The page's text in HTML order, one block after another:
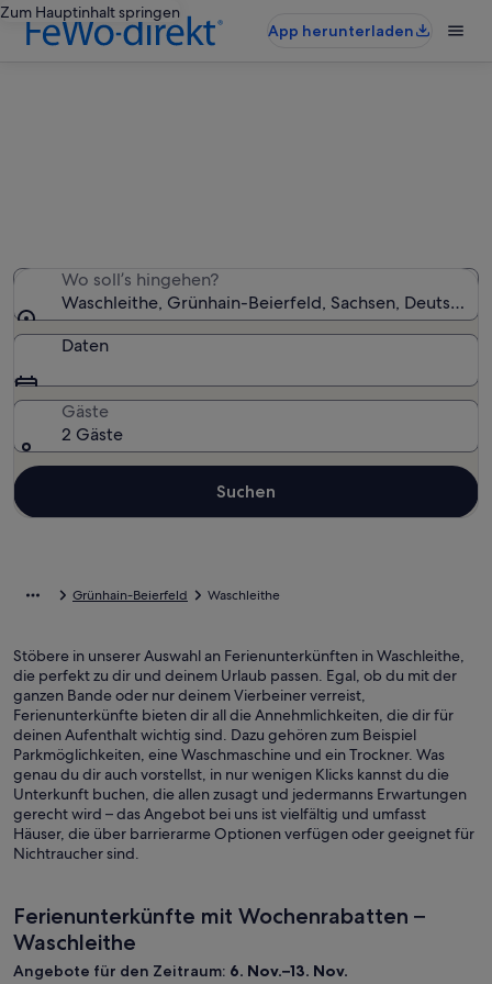
Zum Hauptinhalt springen
App herunterladen
Wo soll’s hingehen?
Waschleithe, Grünhain-Beierfeld, Sachsen,
Daten
Gäste
2 Gäste
Suchen
Grünhain-Beierfeld Waschleithe
Stöbere in unserer Auswahl an Ferienunterkünften in Waschleithe,
die perfekt zu dir und deinem Urlaub passen. Egal, ob du mit der
ganzen Bande oder nur deinem Vierbeiner verreist,
Ferienunterkünfte bieten dir all die Annehmlichkeiten, die dir für
deinen Aufenthalt wichtig sind. Dazu gehören zum Beispiel
Parkmöglichkeiten, eine Waschmaschine und ein Trockner. Was
genau du dir auch vorstellst, in nur wenigen Klicks kannst du die
Unterkunft buchen, die allen zusagt und jedermanns Erwartungen
gerecht wird – das Angebot bei uns ist vielfältig und umfasst
Häuser, die über barrierarme Optionen verfügen oder geeignet für
Nichtraucher sind.
Ferienunterkünfte mit Wochenrabatten –
Waschleithe
Angebote für den Zeitraum: 6. Nov.–13. Nov.